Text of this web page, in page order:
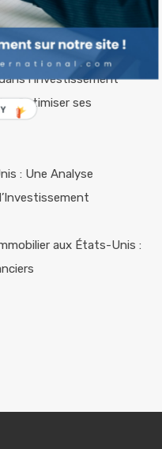
les Marchés
l’Investissement
: Optimiser ses
: Une Analyse
aux États-Unis :